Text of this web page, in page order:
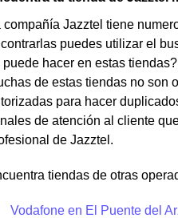
compañía Jazztel tiene
puedes utilizar el
puede hacer en estas
de estas tiendas no son
para hacer
de atención al cliente
de Jazztel.
tiendas de otras
Vodafone en El Puente del